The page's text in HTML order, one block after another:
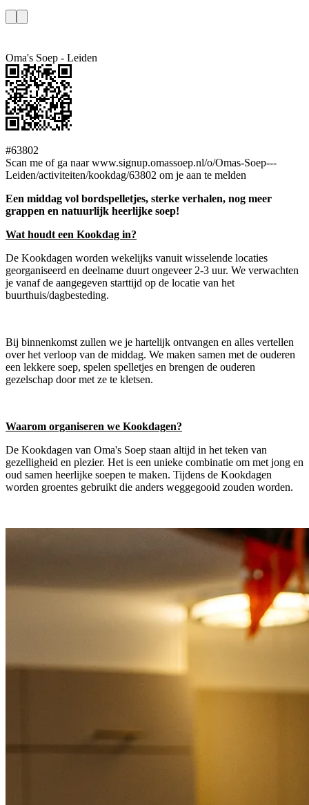
Oma's Soep - Leiden
#63802
Scan me of ga naar www.signup.omassoep.nl/o/Omas-Soep---
Leiden/activiteiten/kookdag/63802 om je aan te melden
Een middag vol bordspelletjes, sterke verhalen, nog meer
grappen en natuurlijk heerlijke soep!
Wat houdt een Kookdag in?
De Kookdagen worden wekelijks vanuit wisselende locaties
georganiseerd en deelname duurt ongeveer 2-3 uur. We verwachten
je vanaf de aangegeven starttijd op de locatie van het
buurthuis/dagbesteding.
Bij binnenkomst zullen we je hartelijk ontvangen en alles vertellen
over het verloop van de middag. We maken samen met de ouderen
een lekkere soep, spelen spelletjes en brengen de ouderen
gezelschap door met ze te kletsen.
Waarom organiseren we Kookdagen?
De Kookdagen van Oma's Soep staan altijd in het teken van
gezelligheid en plezier. Het is een unieke combinatie om met jong en
oud samen heerlijke soepen te maken. Tijdens de Kookdagen
worden groentes gebruikt die anders weggegooid zouden worden.